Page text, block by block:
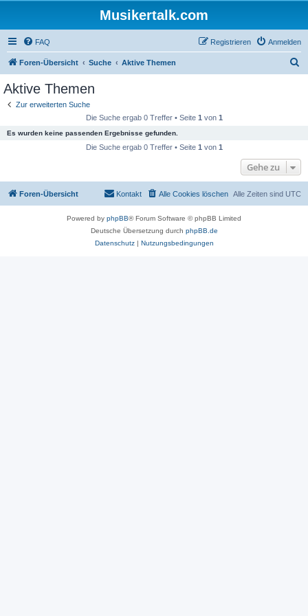
Musikertalk.com
FAQ Anmelden
Registrieren
Foren-Übersicht Suche Aktive Themen
Aktive Themen
Zur erweiterten Suche
Die Suche ergab 0 Treffer • Seite 1 von 1
Es wurden keine passenden Ergebnisse gefunden.
Die Suche ergab 0 Treffer • Seite 1 von 1
Gehe zu
Foren-Übersicht Alle Zeiten sind UTC
Alle Cookies löschen
Kontakt
Powered by phpBB® Forum Software © phpBB Limited
Deutsche Übersetzung durch phpBB.de
Datenschutz| Nutzungsbedingungen